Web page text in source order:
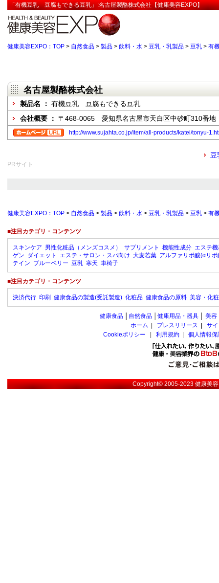
「有機豆乳 豆腐もできる豆乳」:名古屋製酪株式会社【健康美容EXPO】
健康美容EXPO：TOP > 自然食品 > 製品 > 飲料・水 > 豆乳・乳製品 > 豆乳 > 有
名古屋製酪株式会社
製品名 ： 有機豆乳 豆腐もできる豆乳
会社概要 ： 〒468-0065 愛知県名古屋市天白区中砂町310番地
http://www.sujahta.co.jp/item/all-products/katei/tonyu-
豆
PRサイト
健康美容EXPO：TOP > 自然食品 > 製品 > 飲料・水 > 豆乳・乳製品 > 豆乳 > 有
■注目カテゴリ・コンテンツ
スキンケア 男性化粧品（メンズコスメ） サプリメント 機能性成分 エステ
ゲン ダイエット エステ・サロン・スパ向け 大麦若葉 アルファリポ酸(αリポ
テイン ブルーベリー 豆乳 寒天 車椅子
■注目カテゴリ・コンテンツ
決済代行 印刷 健康食品の製造(受託製造) 化粧品 健康食品の原料 美容・化
健康食品 自然食品 健康用品・器具 美容
ホーム
プレスリリース
サ
Cookieポリシー
利用規約 個人情報
Copyright© 2005-2023健康美